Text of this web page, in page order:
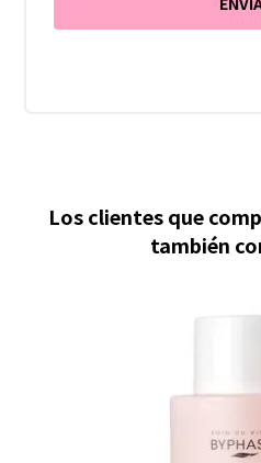
Los clientes que
también